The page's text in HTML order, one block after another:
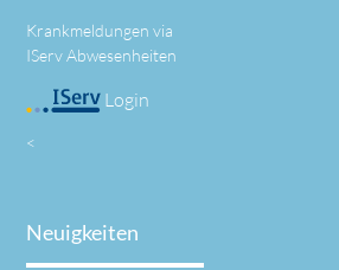
Krankmeldungen via
IServ Abwesenheiten
Login
<
Neuigkeiten